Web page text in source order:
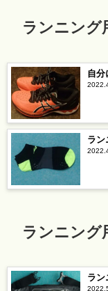
ランニング
自分
ラン
ランニング
ラン